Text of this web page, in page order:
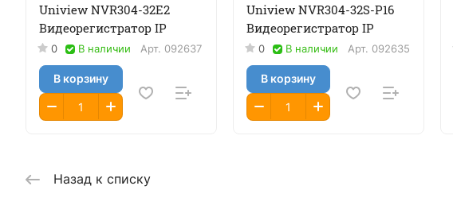
Uniview NVR304-32E2
Видеорегистратор IP
0 В наличии Арт. 092637
В корзину
Uniview NVR304-32S-P16
Видеорегистратор IP
0 В наличии Арт. 092635
В корзину
Назад к списку